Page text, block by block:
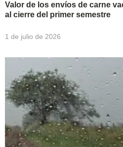
Valor de los envíos de carne
al cierre del primer semestre
1 de julio de 2026